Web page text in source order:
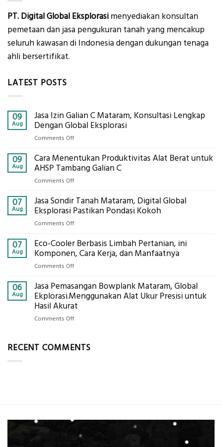
PT. Digital Global Eksplorasi menyediakan konsultan
pemetaan dan jasa pengukuran tanah yang mencakup
seluruh kawasan di Indonesia dengan dukungan tenaga
ahli bersertifikat.
LATEST POSTS
09
Aug
Jasa Izin Galian C Mataram, Konsultasi Lengkap
Dengan Global Eksplorasi
Comments Offon
Izin
Galian
Lengkap
Dengan
Global
09
Aug
Cara Menentukan Produktivitas Alat Berat untuk
AHSP Tambang Galian C
Comments Offon
Menentukan
Produktivitas
AHSP
Tambang
Galian
07
Aug
Jasa Sondir Tanah Mataram, Digital Global
Eksplorasi Pastikan Pondasi Kokoh
Comments Offon
Sondir
Tanah
Eksplorasi
Pastikan
Pondasi
Kokoh
07
Aug
Eco-Cooler Berbasis Limbah Pertanian, ini
Komponen, Cara Kerja, dan Manfaatnya
Comments Offon
Cooler
Berbasis
Limbah
Kerja,
06
Aug
Jasa Pemasangan Bowplank Mataram, Global
Ekplorasi.Menggunakan Alat Ukur Presisi untuk
Hasil Akurat
Comments Offon
Bowplank
Hasil
RECENT COMMENTS